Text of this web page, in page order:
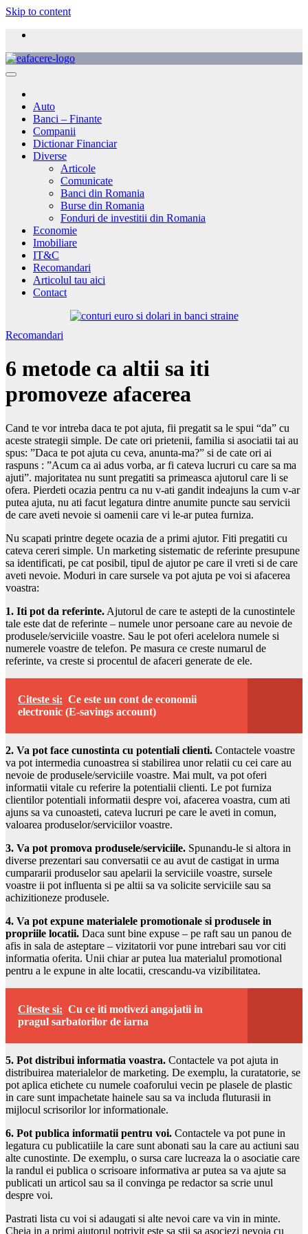
Skip to content
Auto
Banci – Finante
Companii
Dictionar Financiar
Diverse
Articole
Comunicate
Banci din Romania
Burse din Romania
Fonduri de investitii din Romania
Economie
Imobiliare
IT&C
Recomandari
Articolul tau aici
Contact
Recomandari
6 metode ca altii sa iti
promoveze afacerea
Cand te vor intreba daca te pot ajuta, fii pregatit sa le spui “da” cu
aceste strategii simple. De cate ori prietenii, familia si asociatii tai au
spus: ”Daca te pot ajuta cu ceva, anunta-ma?” si de cate ori ai
raspuns : ”Acum ca ai adus vorba, ar fi cateva lucruri cu care sa ma
ajuti”. majoritatea nu sunt pregatiti sa primeasca ajutorul care li se
ofera. Pierdeti ocazia pentru ca nu v-ati gandit indeajuns la cum v-ar
putea ajuta, nu ati facut legatura dintre anumite puncte sau servicii
de care aveti nevoie si oamenii care vi le-ar putea furniza.
Nu scapati printre degete ocazia de a primi ajutor. Fiti pregatiti cu
cateva cereri simple. Un marketing sistematic de referinte presupune
sa identificati, pe cat posibil, tipul de ajutor pe care il vreti si de care
aveti nevoie. Moduri in care sursele va pot ajuta pe voi si afacerea
voastra:
1. Iti pot da referinte. Ajutorul de care te astepti de la cunostintele
tale este dat de referinte – numele unor persoane care au nevoie de
produsele/serviciile voastre. Sau le pot oferi acelelora numele si
numerele voastre de telefon. Pe masura ce creste numarul de
referinte, va creste si procentul de afaceri generate de ele.
Citeste si: Ce este un cont de economii
electronic (E-savings account)
2. Va pot face cunostinta cu potentiali clienti. Contactele voastre
va pot intermedia cunoastrea si stabilirea unor relatii cu cei care au
nevoie de produsele/serviciile voastre. Mai mult, va pot oferi
informatii vitale cu referire la potentialii clienti. Le pot furniza
clientilor potentiali informatii despre voi, afacerea voastra, cum ati
ajuns sa va cunoasteti, cateva lucruri pe care le aveti in comun,
valoarea produselor/serviciilor voastre.
3. Va pot promova produsele/serviciile. Spunandu-le si altora in
diverse prezentari sau conversatii ce au avut de castigat in urma
cumpararii produselor sau apelarii la serviciile voastre, sursele
voastre ii pot influenta si pe altii sa va solicite serviciile sau sa
achizitioneze produsele.
4. Va pot expune materialele promotionale si produsele in
propriile locatii. Daca sunt bine expuse – pe raft sau un panou de
afis in sala de asteptare – vizitatorii vor pune intrebari sau vor citi
informatia oferita. Unii chiar ar putea lua materialul promotional
pentru a le expune in alte locatii, crescandu-va vizibilitatea.
Citeste si: Cu ce iti motivezi angajatii in
pragul sarbatorilor de iarna
5. Pot distribui informatia voastra. Contactele va pot ajuta in
distribuirea materialelor de marketing. De exemplu, la curatatorie, se
pot aplica etichete cu numele coaforului vecin pe plasele de plastic
in care sunt impachetate hainele sau sa va includa fluturasii in
mijlocul scrisorilor lor informationale.
6. Pot publica informatii pentru voi. Contactele va pot pune in
legatura cu publicatiile la care sunt abonati sau la care au actiuni sau
alte cunostinte. De exemplu, o sursa care lucreaza la o asociatie care
la randul ei publica o scrisoare informativa ar putea sa va ajute sa
publicati un articol sau sa il convinga pe redactor sa scrie unul
despre voi.
Pastrati lista cu voi si adaugati si alte nevoi care va vin in minte.
Cheia in a primi ajutorul potrivit este sa stii sa asociezi nevoia cu